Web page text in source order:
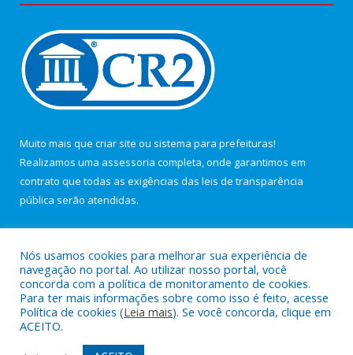
Muito mais que criar site ou sistema para prefeituras!
Realizamos uma assessoria completa, onde garantimos em
contrato que todas as exigências das leis de transparência
pública serão atendidas.
Todos os direitos reservados a Câmara Municipal de Maracanã.
Nós usamos cookies para melhorar sua experiência de
navegação no portal. Ao utilizar nosso portal, você
concorda com a política de monitoramento de cookies.
Para ter mais informações sobre como isso é feito, acesse
Política de cookies (Leia mais). Se você concorda, clique em
ACEITO.